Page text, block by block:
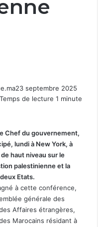
23 septembre 2025
Temps de lecture 1 minute
Chef du gouvernement,
lundi à New York, à
haut niveau sur le
palestinienne et la
Etats.
à cette conférence,
générale des
Affaires étrangères,
Marocains résidant à